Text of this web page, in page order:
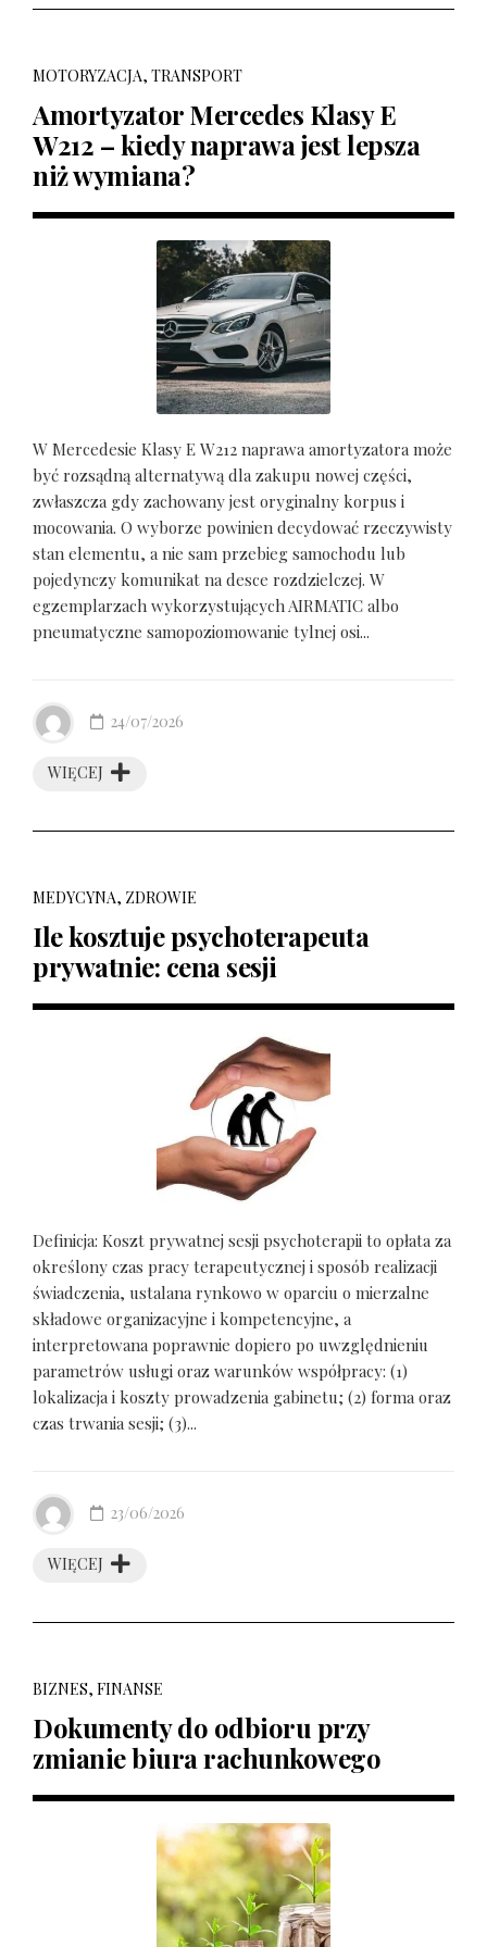
MOTORYZACJA, TRANSPORT
Amortyzator Mercedes Klasy E
W212 – kiedy naprawa jest lepsza
niż wymiana?
W Mercedesie Klasy E W212 naprawa amortyzatora może
być rozsądną alternatywą dla zakupu nowej części,
zwłaszcza gdy zachowany jest oryginalny korpus i
mocowania. O wyborze powinien decydować rzeczywisty
stan elementu, a nie sam przebieg samochodu lub
pojedynczy komunikat na desce rozdzielczej. W
egzemplarzach wykorzystujących AIRMATIC albo
pneumatyczne samopoziomowanie tylnej osi...
WIĘCEJ
24/07/2026
MEDYCYNA, ZDROWIE
Ile kosztuje psychoterapeuta
prywatnie: cena sesji
Definicja: Koszt prywatnej sesji psychoterapii to opłata za
określony czas pracy terapeutycznej i sposób realizacji
świadczenia, ustalana rynkowo w oparciu o mierzalne
składowe organizacyjne i kompetencyjne, a
interpretowana poprawnie dopiero po uwzględnieniu
parametrów usługi oraz warunków współpracy: (1)
lokalizacja i koszty prowadzenia gabinetu; (2) forma oraz
czas trwania sesji; (3)...
WIĘCEJ
23/06/2026
BIZNES, FINANSE
Dokumenty do odbioru przy
zmianie biura rachunkowego